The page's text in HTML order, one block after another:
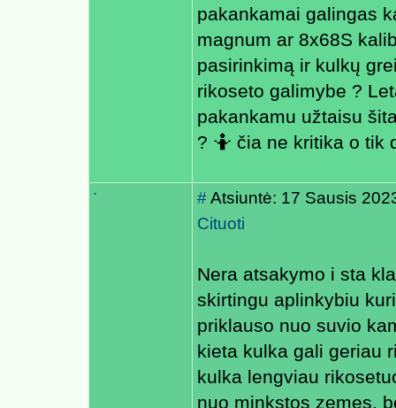
pakankamai galingas
magnum ar 8x68S
pasirinkimą ir kulkų
rikoseto galimybe ?
pakankamu užtaisu
? 🤷 čia ne kritika o tik
. #Atsiuntė: 17 Sausis
Cituoti
Nera atsakymo i sta
skirtingu aplinkybiu
priklauso nuo suvio
kieta kulka gali geriau
kulka lengviau
nuo minkstos zemes,